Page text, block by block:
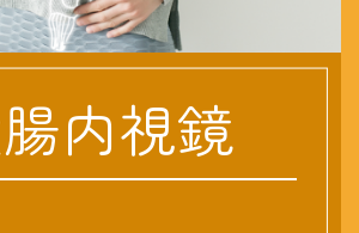
内視鏡